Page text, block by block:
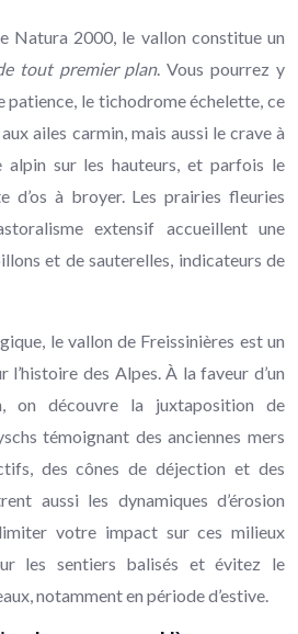
Natura 2000, le vallon constitue un
tout premier plan. Vous pourrez y
patience, le tichodrome échelette, ce
ailes carmin, mais aussi le crave à
alpin sur les hauteurs, et parfois le
d’os à broyer. Les prairies fleuries
extensif accueillent une
et de sauterelles, indicateurs de
le vallon de Freissinières est un
des Alpes. À la faveur d’un
on découvre la juxtaposition de
témoignant des anciennes mers
des cônes de déjection et des
aussi les dynamiques d’érosion
votre impact sur ces milieux
les sentiers balisés et évitez le
notamment en période d’estive.